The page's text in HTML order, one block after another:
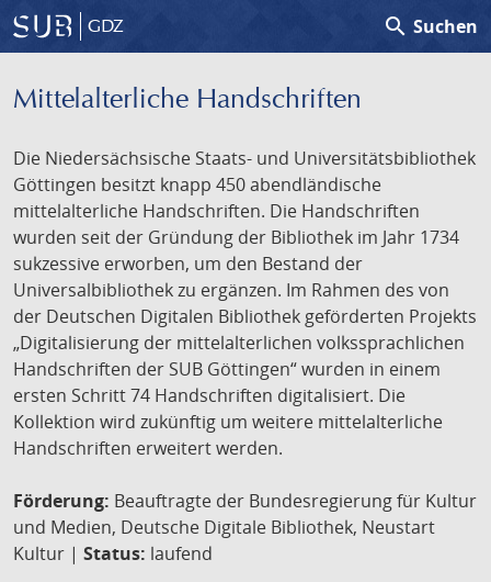
GDZ search Suchen
Mittelalterliche Handschriften
Die Niedersächsische Staats- und Universitätsbibliothek
Göttingen besitzt knapp 450 abendländische
mittelalterliche Handschriften. Die Handschriften
wurden seit der Gründung der Bibliothek im Jahr 1734
sukzessive erworben, um den Bestand der
Universalbibliothek zu ergänzen. Im Rahmen des von
der Deutschen Digitalen Bibliothek geförderten Projekts
„Digitalisierung der mittelalterlichen volkssprachlichen
Handschriften der SUB Göttingen“ wurden in einem
ersten Schritt 74 Handschriften digitalisiert. Die
Kollektion wird zukünftig um weitere mittelalterliche
Handschriften erweitert werden.
Förderung: Beauftragte der Bundesregierung für Kultur
und Medien, Deutsche Digitale Bibliothek, Neustart
Kultur | Status: laufend